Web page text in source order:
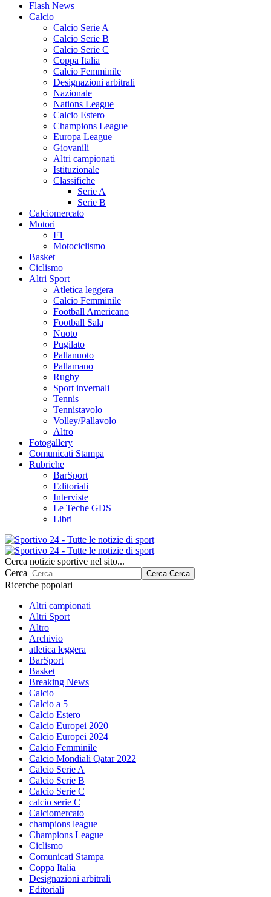
Flash News
Calcio
Calcio Serie A
Calcio Serie B
Calcio Serie C
Coppa Italia
Calcio Femminile
Designazioni arbitrali
Nazionale
Nations League
Calcio Estero
Champions League
Europa League
Giovanili
Altri campionati
Istituzionale
Classifiche
Serie A
Serie B
Calciomercato
Motori
F1
Motociclismo
Basket
Ciclismo
Altri Sport
Atletica leggera
Calcio Femminile
Football Americano
Football Sala
Nuoto
Pugilato
Pallanuoto
Pallamano
Rugby
Sport invernali
Tennis
Tennistavolo
Volley/Pallavolo
Altro
Fotogallery
Comunicati Stampa
Rubriche
BarSport
Editoriali
Interviste
Le Teche GDS
Libri
Cerca notizie sportive nel sito...
Cerca
Cerca Cerca
Ricerche popolari
Altri campionati
Altri Sport
Altro
Archivio
atletica leggera
BarSport
Basket
Breaking News
Calcio
Calcio a 5
Calcio Estero
Calcio Europei 2020
Calcio Europei 2024
Calcio Femminile
Calcio Mondiali Qatar 2022
Calcio Serie A
Calcio Serie B
Calcio Serie C
calcio serie C
Calciomercato
champions league
Champions League
Ciclismo
Comunicati Stampa
Coppa Italia
Designazioni arbitrali
Editoriali